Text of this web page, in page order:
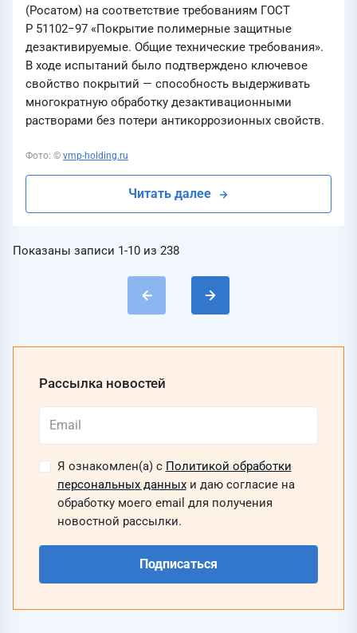
(Росатом) на соответствие требованиям ГОСТ
Р 51102−97 «Покрытие полимерные защитные
дезактивируемые. Общие технические требования».
В ходе испытаний было подтверждено ключевое
свойство покрытий — способность выдерживать
многократную обработку дезактивационными
растворами без потери антикоррозионных свойств.
Читать далее
Фото: © vmp-holding.ru
Показаны записи 1-10 из 238
Рассылка новостей
Я ознакомлен(а) с Политикой обработки
персональных данныхи даю согласие на
обработку моего email для получения
новостной рассылки.
Подписаться